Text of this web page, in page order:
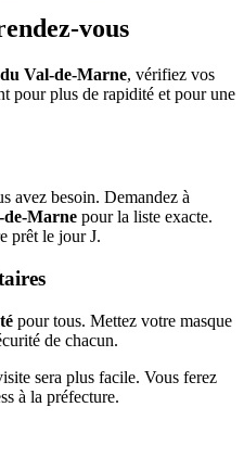
vous
Val-de-Marne, vérifiez vos
pour plus de rapidité et pour une
avez besoin. Demandez à
de-Marne pour la liste exacte.
prêt le jour J.
pour tous. Mettez votre masque
de chacun.
sera plus facile. Vous ferez
à la préfecture.